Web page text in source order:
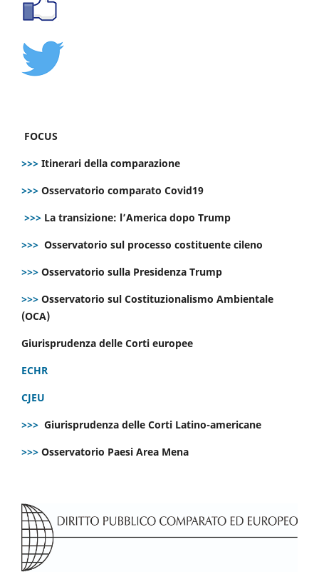
FOCUS
>>> Itinerari della comparazione
>>> Osservatorio comparato Covid19
>>> La transizione: l’America dopo Trump
>>> Osservatorio sul processo costituente cileno
>>> Osservatorio sulla Presidenza Trump
>>> Osservatorio sul Costituzionalismo Ambientale
(OCA)
Giurisprudenza delle Corti europee
ECHR
CJEU
>>> Giurisprudenza delle Corti Latino-americane
>>> Osservatorio Paesi Area Mena